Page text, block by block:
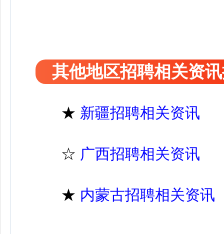
其他地区招聘相关资
★ 新疆招聘相关资讯
☆ 广西招聘相关资讯
★ 内蒙古招聘相关资讯